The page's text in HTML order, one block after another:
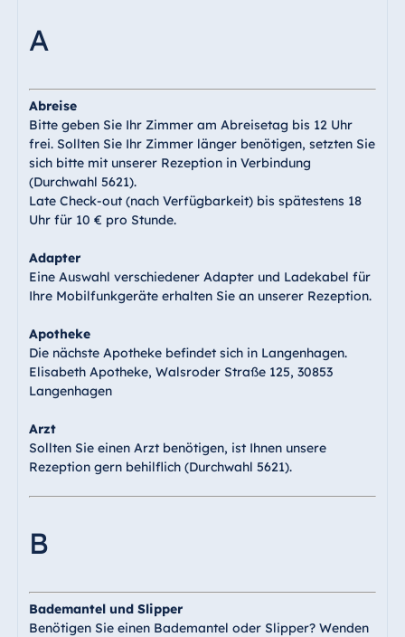
Jolie Ville Resort
Albanien
Hotel Plaza
Tirana
Bay
Bulgarien
Hotel Paradise
Blue Albena
China
Hotel Taicang
Garden
Conference
Center Taicang
A
Abreise
Bitte geben Sie Ihr Zimmer am Abreisetag bis 12 Uhr
frei. Sollten Sie Ihr Zimmer länger benötigen, setzten Sie
sich bitte mit unserer Rezeption in Verbindung
(Durchwahl 5621).
Late Check-out (nach Verfügbarkeit) bis spätestens 18
Uhr für 10 € pro Stunde.
Adapter
Eine Auswahl verschiedener Adapter und Ladekabel für
Ihre Mobilfunkgeräte erhalten Sie an unserer Rezeption.
Apotheke
Die nächste Apotheke befindet sich in Langenhagen.
Elisabeth Apotheke, Walsroder Straße 125, 30853
Langenhagen
Arzt
Sollten Sie einen Arzt benötigen, ist Ihnen unsere
Rezeption gern behilflich (Durchwahl 5621).
B
Bademantel und Slipper
Benötigen Sie einen Bademantel oder Slipper? Wenden